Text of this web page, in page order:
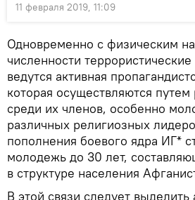
11 февраля 2019, 11:09
Одновременно с физическим
численности
ведутся активная
которая осуществляются путем
среди их членов, особенно
различных религиозных
пополнения боевого ядра ИГ*
молодежь до 30 лет,
в структуре населения
В этой связи следует